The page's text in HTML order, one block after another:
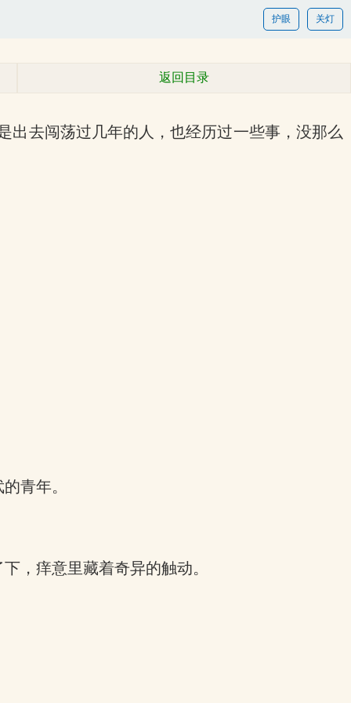
关灯
护眼
返回目录
出去闯荡过几年的人，也经历过一些事，没那么
青年。
，痒意里藏着奇异的触动。